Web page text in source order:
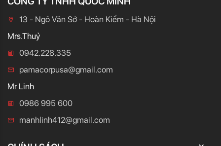
13 - Ngô Văn Sở - Hoàn Kiếm - Hà Nội
Mrs.Thuỷ
0942.228.335
pamacorpusa@gmail.com
Mr Linh
0986 995 600
manhlinh412@gmail.com